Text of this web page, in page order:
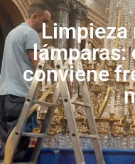
Limpieza
lámparas:
conviene